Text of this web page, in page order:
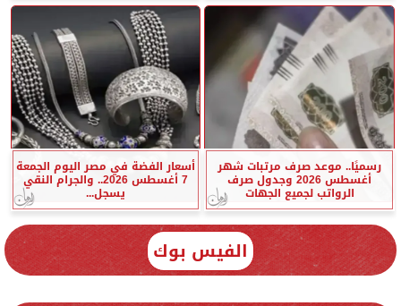
رسميًا.. موعد صرف مرتبات شهر
أغسطس 2026 وجدول صرف
الرواتب لجميع الجهات
أسعار الفضة في مصر اليوم الجمعة
7 أغسطس 2026.. والجرام النقي
يسجل...
الفيس بوك